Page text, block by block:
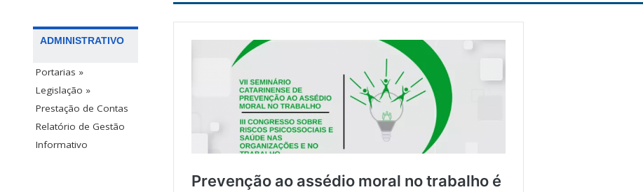
ADMINISTRATIVO
Portarias »
Legislação »
Prestação de Contas
Relatório de Gestão
Informativo